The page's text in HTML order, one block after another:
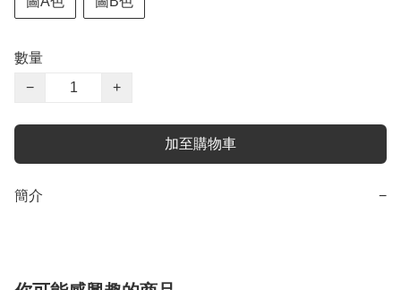
數量
−
+
加至購物車
簡介 −